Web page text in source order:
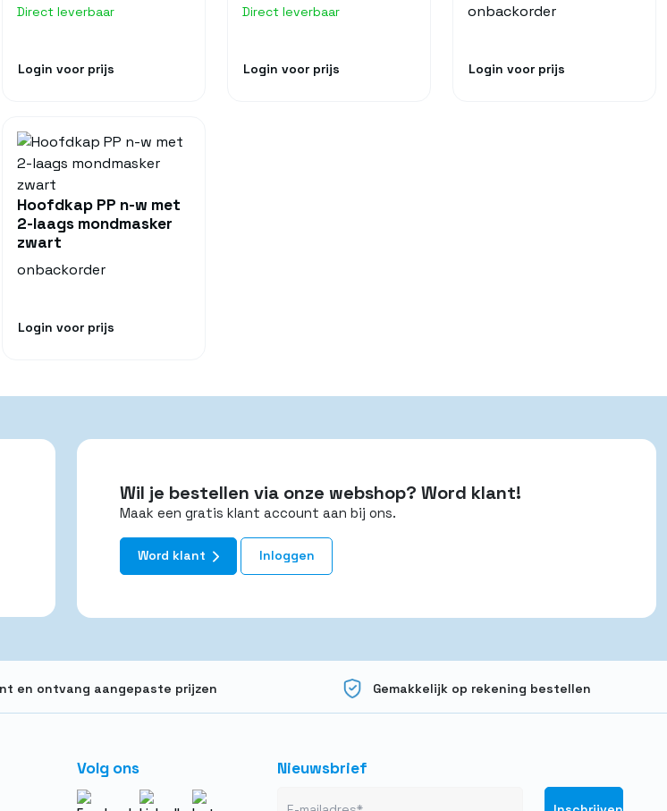
Direct leverbaar
Login voor prijs
Direct leverbaar
Login voor prijs
onbackorder
Login voor prijs
Hoofdkap PP n-w met
2-laags mondmasker
zwart
onbackorder
Login voor prijs
Wil je bestellen via onze webshop? Word klant!
Maak een gratis klant account aan bij ons.
Word klant Inloggen
en ontvang aangepaste prijzen Gemakkelijk op rekening bestellen
Volg ons Nieuwsbrief